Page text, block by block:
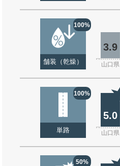
100%
舗装（乾燥）
3.9
山口県
100%
単路
5.0
山口県
50%